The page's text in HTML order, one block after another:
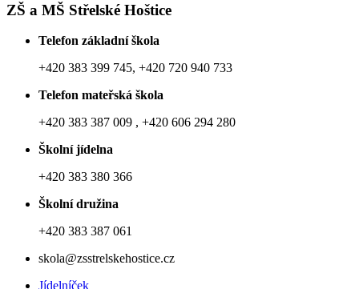
ZŠ a MŠ Střelské Hoštice
Telefon základní škola
+420 383 399 745, +420 720 940 733
Telefon mateřská škola
+420 383 387 009 , +420 606 294 280
Školní jídelna
+420 383 380 366
Školní družina
+420 383 387 061
skola@zsstrelskehostice.cz
Jídelníček